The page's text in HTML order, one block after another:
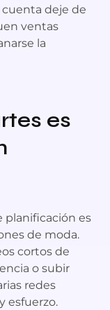
deje de
ventas
la
es
planificación es
de moda.
cortos de
o subir
redes
esfuerzo.